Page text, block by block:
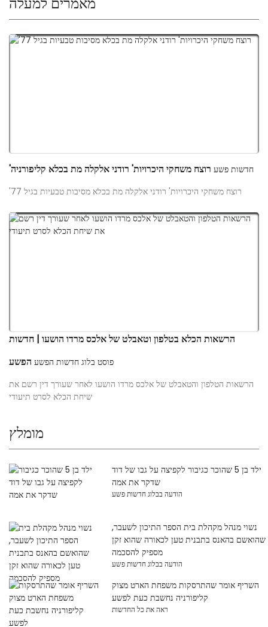
'רוצח משחקי היכרויות' רודני אלקלה מת בכלא קליפורניה חדשות פשע
'רוצח משחקי היכרויות' רודני אלקלה מת בכלא מסיבות טבעיות בגיל 77
הרשאות הכלא בטלפון וטאבלט של אלכס מרדו הושעו | חדשות
הפשע פוסט בלוג חדשות הפשע
הרשאות הטלפון והטאבלט של אלכס מרדו הושעו לאחר שעורך דין רשם את
שיחת הכלא לסרט תיעודי
מומלץ
ילד בן 5 שהוכר כגיבור לקפיצה על גבו של דוד
שדקר את אמה
הודעה בבלוג חדשות פשע
נשוי מנהל מקהלת בית הספר התיכון לשעבר,
שהואשם בהאנס בתבנית טען לכאורה שהוא זקן
מספיק להסכמה
הודעה בבלוג חדשות פשע
השריף אומר שהתרסקות משפחת הארט מצוק
קליפורניה נחשבת כעת לפשע
ראה את כל החדשות